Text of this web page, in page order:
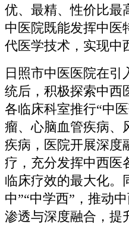
优、最精、性价比最
中医院既能发挥中医
代医学技术，实现中
日照市中医医院在引
统后，积极探索中西
各临床科室推行“中
瘤、心脑血管疾病、
疾病，医院开展深度
疗，充分发挥中西医
临床疗效的最大化。
中”“中学西”，推动
渗透与深度融合，提